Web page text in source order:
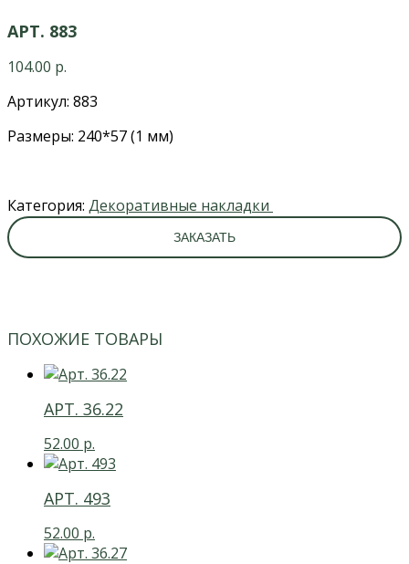
АРТ. 883
104.00 р.
Артикул: 883
Размеры: 240*57 (1 мм)
Категория: Декоративные накладки
ЗАКАЗАТЬ
ПОХОЖИЕ ТОВАРЫ
АРТ. 36.22
52.00 р.
АРТ. 493
52.00 р.